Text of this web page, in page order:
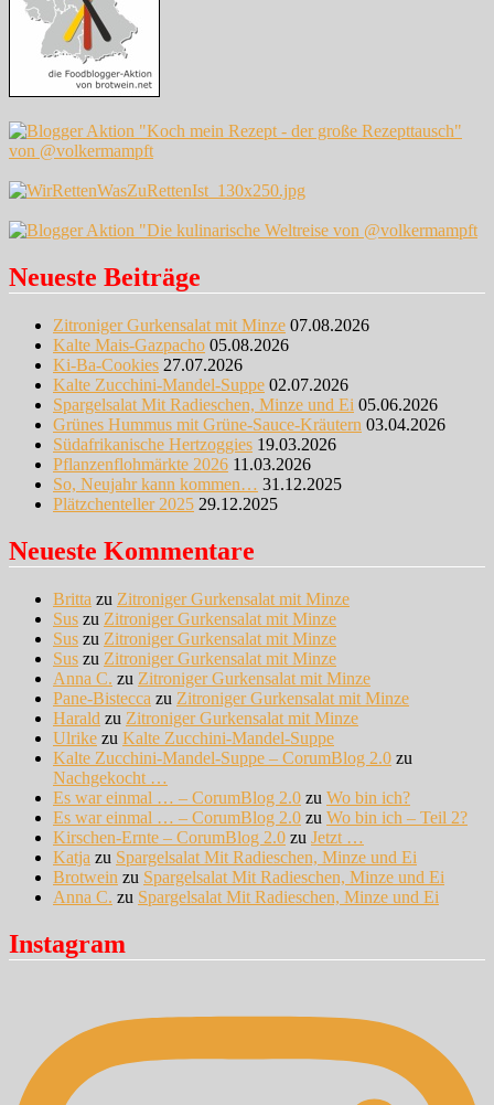
Neueste Beiträge
Zitroniger Gurkensalat mit Minze 07.08.2026
Kalte Mais-Gazpacho 05.08.2026
Ki-Ba-Cookies 27.07.2026
Kalte Zucchini-Mandel-Suppe 02.07.2026
Spargelsalat Mit Radieschen, Minze und Ei 05.06.2026
Grünes Hummus mit Grüne-Sauce-Kräutern 03.04.2026
Südafrikanische Hertzoggies 19.03.2026
Pflanzenflohmärkte 2026 11.03.2026
So, Neujahr kann kommen… 31.12.2025
Plätzchenteller 2025 29.12.2025
Neueste Kommentare
Britta zu Zitroniger Gurkensalat mit Minze
Sus zu Zitroniger Gurkensalat mit Minze
Sus zu Zitroniger Gurkensalat mit Minze
Sus zu Zitroniger Gurkensalat mit Minze
Anna C. zu Zitroniger Gurkensalat mit Minze
Pane-Bistecca zu Zitroniger Gurkensalat mit Minze
Harald zu Zitroniger Gurkensalat mit Minze
Ulrike zu Kalte Zucchini-Mandel-Suppe
Kalte Zucchini-Mandel-Suppe – CorumBlog 2.0 zu
Nachgekocht …
Es war einmal … – CorumBlog 2.0 zu Wo bin ich?
Es war einmal … – CorumBlog 2.0 zu Wo bin ich – Teil 2?
Kirschen-Ernte – CorumBlog 2.0 zu Jetzt …
Katja zu Spargelsalat Mit Radieschen, Minze und Ei
Brotwein zu Spargelsalat Mit Radieschen, Minze und Ei
Anna C. zu Spargelsalat Mit Radieschen, Minze und Ei
Instagram